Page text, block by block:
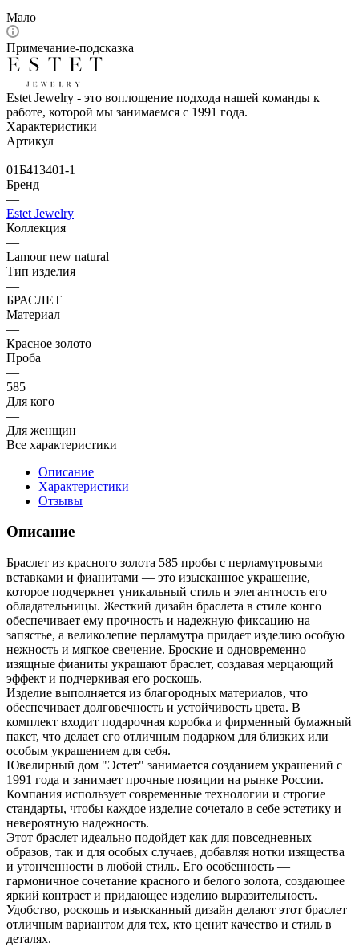
Мало
Примечание-подсказка
Estet Jewelry - это воплощение подхода нашей команды к
работе, которой мы занимаемся с 1991 года.
Характеристики
Артикул
—
01Б413401-1
Бренд
—
Estet Jewelry
Коллекция
—
Lamour new natural
Тип изделия
—
БРАСЛЕТ
Материал
—
Красное золото
Проба
—
585
Для кого
—
Для женщин
Все характеристики
Описание
Характеристики
Отзывы
Описание
Браслет из красного золота 585 пробы с перламутровыми
вставками и фианитами — это изысканное украшение,
которое подчеркнет уникальный стиль и элегантность его
обладательницы. Жесткий дизайн браслета в стиле конго
обеспечивает ему прочность и надежную фиксацию на
запястье, а великолепие перламутра придает изделию особую
нежность и мягкое свечение. Броские и одновременно
изящные фианиты украшают браслет, создавая мерцающий
эффект и подчеркивая его роскошь.
Изделие выполняется из благородных материалов, что
обеспечивает долговечность и устойчивость цвета. В
комплект входит подарочная коробка и фирменный бумажный
пакет, что делает его отличным подарком для близких или
особым украшением для себя.
Ювелирный дом "Эстет" занимается созданием украшений с
1991 года и занимает прочные позиции на рынке России.
Компания использует современные технологии и строгие
стандарты, чтобы каждое изделие сочетало в себе эстетику и
невероятную надежность.
Этот браслет идеально подойдет как для повседневных
образов, так и для особых случаев, добавляя нотки изящества
и утонченности в любой стиль. Его особенность —
гармоничное сочетание красного и белого золота, создающее
яркий контраст и придающее изделию выразительность.
Удобство, роскошь и изысканный дизайн делают этот браслет
отличным вариантом для тех, кто ценит качество и стиль в
деталях.